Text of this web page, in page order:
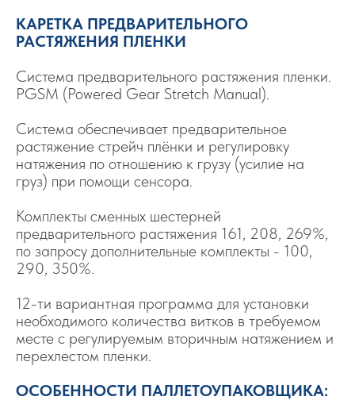
КАРЕТКА ПРЕДВАРИТЕЛЬНОГО
РАСТЯЖЕНИЯ ПЛЕНКИ
Система предварительного растяжения пленки.
PGSM (Powered Gear Stretch Manual).
Система обеспечивает предварительное
растяжение стрейч плёнки и регулировку
натяжения по отношению к грузу (усилие на
груз) при помощи сенсора.
Комплекты сменных шестерней
предварительного растяжения 161, 208, 269%,
по запросу дополнительные комплекты - 100,
290, 350%.
12-ти вариантная программа для установки
необходимого количества витков в требуемом
месте с регулируемым вторичным натяжением и
перехлестом пленки.
ОСОБЕННОСТИ ПАЛЛЕТОУПАКОВЩИКА: